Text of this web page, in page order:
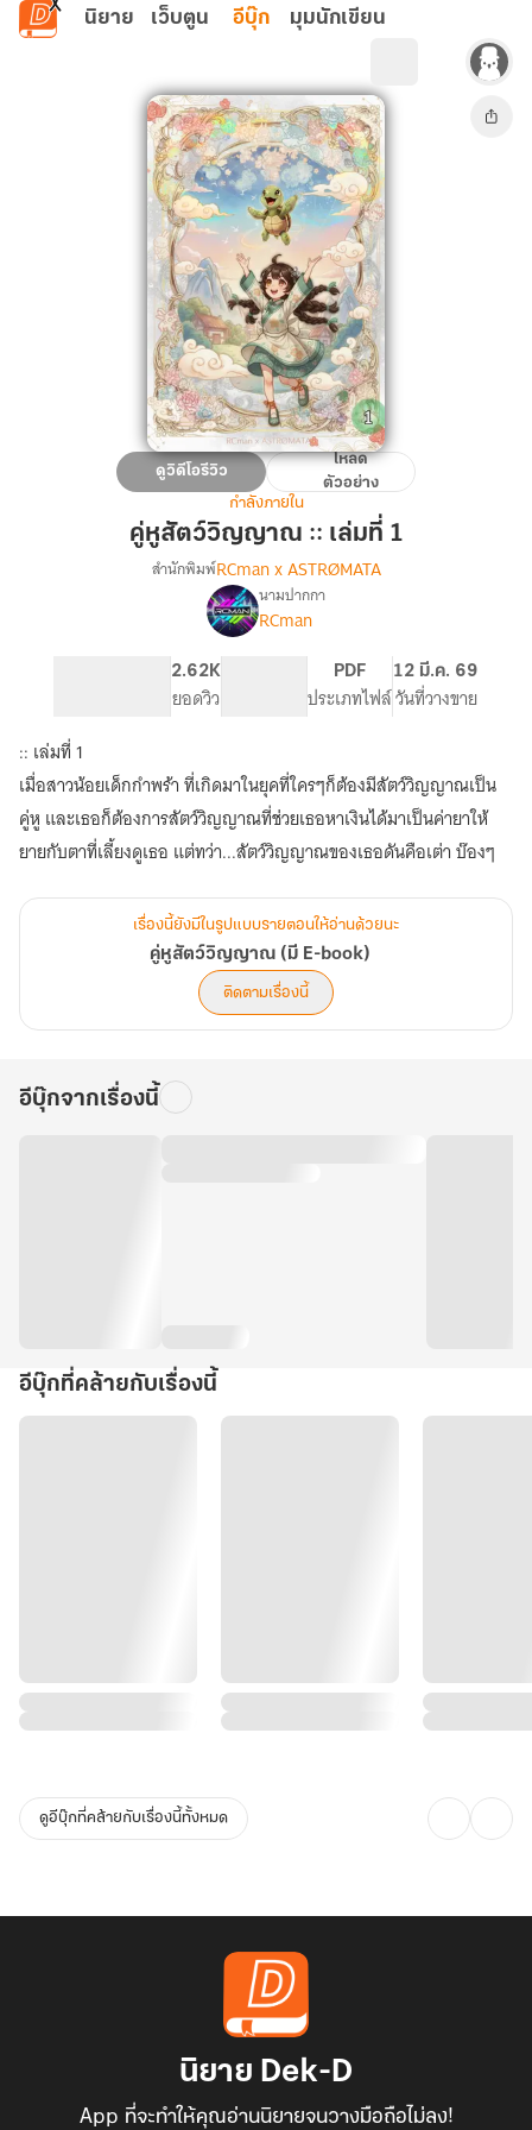
ข้ามไปยังเนื้อหาหลัก
นิยาย เว็บตูน อีบุ๊ก มุมนักเขียน
คู่หู
สัตว์
วิญญาณ
::
เล่ม
ดูวิดีโอรีวิว
โหลด
ตัวอย่าง
กำลังภายใน
คู่หูสัตว์วิญญาณ :: เล่มที่ 1
เรื่อง
คู่หู
สำนักพิมพ์RCman x ASTRØMATA
นามปากกา
RCman
2.62K
ยอดวิว
PDF
ประเภทไฟล์
12 มี.ค. 69
วันที่วางขาย
:: เล่มที่ 1
เมื่อสาวน้อยเด็กกำพร้า ที่เกิดมาในยุคที่ใครๆก็ต้องมีสัตว์วิญญาณเป็น
คู่หู และเธอก็ต้องการสัตว์วิญญาณที่ช่วยเธอหาเงินได้มาเป็นค่ายาให้
ยายกับตาที่เลี้ยงดูเธอ แต่ทว่า...สัตว์วิญญาณของเธอดันคือเต่า บ๊องๆ
เรื่องนี้ยังมีในรูปแบบรายตอนให้อ่านด้วยนะ
คู่หูสัตว์วิญญาณ (มี E-book)
ติดตามเรื่องนี้
อีบุ๊กจากเรื่องนี้
อีบุ๊กที่คล้ายกับเรื่องนี้
ดูอีบุ๊กที่คล้ายกับเรื่องนี้ทั้งหมด
นิยาย Dek-D
App ที่จะทำให้คุณอ่านนิยายจนวางมือถือไม่ลง!